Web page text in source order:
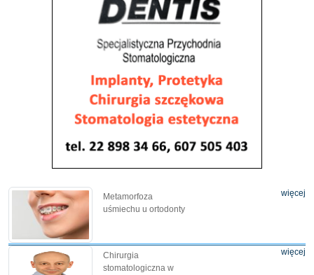
Metamorfoza
uśmiechu u ortodonty
więcej
Chirurgia
stomatologiczna w
więcej